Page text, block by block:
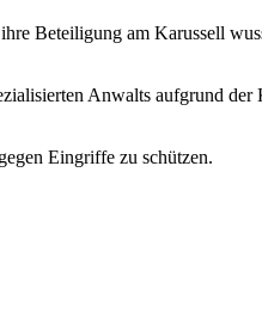
Beteiligung am Karussell
Anwalts aufgrund
Eingriffe zu schützen.